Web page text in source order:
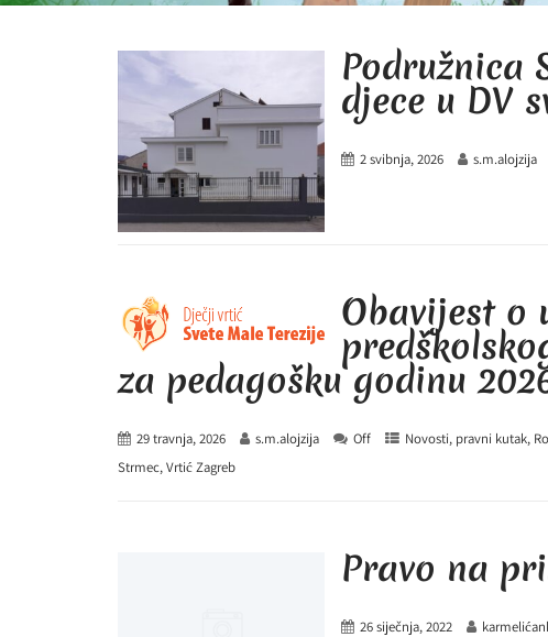
Podružnica
djece u DV
2 svibnja, 2026 s.m.alojzija
Obavijest o
za pedagošku godinu
29 travnja, 2026 s.m.alojzija Off Novosti, pravni kutak,
Strmec,Vrtić Zagreb
Pravo na
26 siječnja, 2022